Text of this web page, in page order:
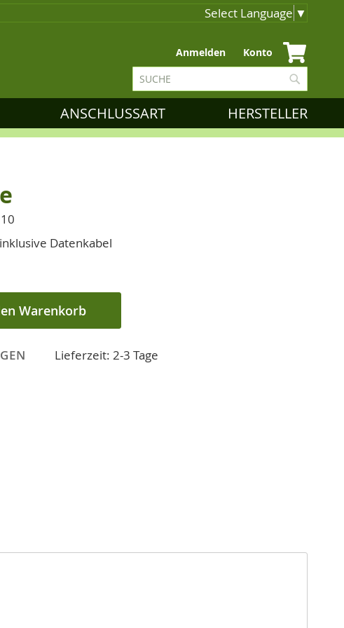
Select Language ▼
Zum
Inhalt
springen
Anmelden Konto
Suche
ANSCHLUSSART HERSTELLER
Datenkabel
Warenkorb
Lieferzeit: 2-3 Tage